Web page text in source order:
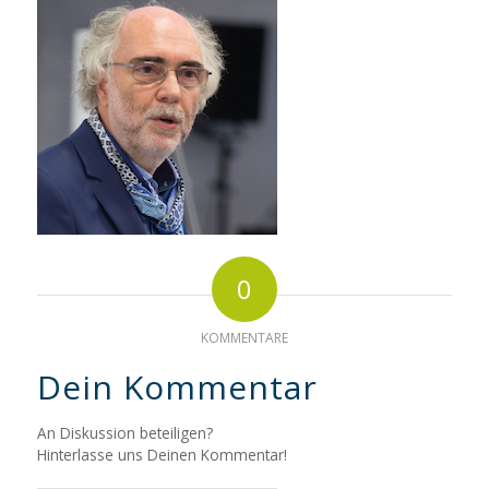
0
KOMMENTARE
Dein Kommentar
An Diskussion beteiligen?
Hinterlasse uns Deinen Kommentar!